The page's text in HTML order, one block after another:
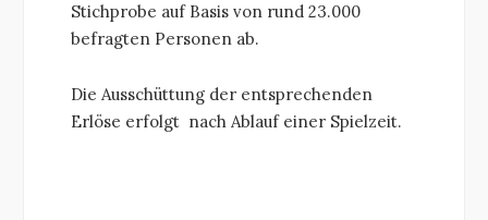
Stichprobe auf Basis von rund 23.000
befragten Personen ab.
Die Ausschüttung der entsprechenden
Erlöse erfolgt nach Ablauf einer Spielzeit.